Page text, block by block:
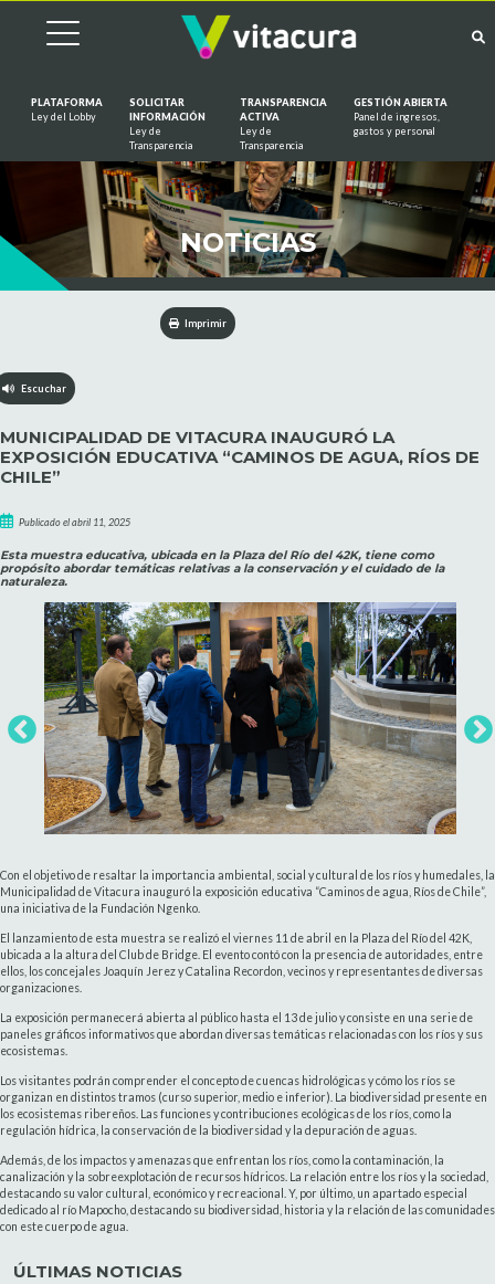
PLATAFORMA
Ley del Lobby
SOLICITAR
INFORMACIÓN
Ley de
Transparencia
TRANSPARENCIA
ACTIVA
Ley de
Transparencia
GESTIÓN ABIERTA
Panel de ingresos,
gastos y personal
NOTICIAS
Imprimir
Escuchar
MUNICIPALIDAD DE VITACURA INAUGURÓ LA
EXPOSICIÓN EDUCATIVA “CAMINOS DE AGUA, RÍOS DE
CHILE”
Publicado el abril 11, 2025
Esta muestra educativa, ubicada en la Plaza del Río del 42K, tiene como
propósito abordar temáticas relativas a la conservación y el cuidado de la
naturaleza.
Con el objetivo de resaltar la importancia ambiental, social y cultural de los ríos y humedales, la
Municipalidad de Vitacura inauguró la exposición educativa “Caminos de agua, Ríos de Chile”,
una iniciativa de la Fundación Ngenko.
El lanzamiento de esta muestra se realizó el viernes 11 de abril en la Plaza del Río del 42K,
ubicada a la altura del Club de Bridge. El evento contó con la presencia de autoridades, entre
ellos, los concejales Joaquín Jerez y Catalina Recordon, vecinos y representantes de diversas
organizaciones.
La exposición permanecerá abierta al público hasta el 13 de julio y consiste en una serie de
paneles gráficos informativos que abordan diversas temáticas relacionadas con los ríos y sus
ecosistemas.
Los visitantes podrán comprender el concepto de cuencas hidrológicas y cómo los ríos se
organizan en distintos tramos (curso superior, medio e inferior). La biodiversidad presente en
los ecosistemas ribereños. Las funciones y contribuciones ecológicas de los ríos, como la
regulación hídrica, la conservación de la biodiversidad y la depuración de aguas.
Además, de los impactos y amenazas que enfrentan los ríos, como la contaminación, la
canalización y la sobreexplotación de recursos hídricos. La relación entre los ríos y la sociedad,
destacando su valor cultural, económico y recreacional. Y, por último, un apartado especial
dedicado al río Mapocho, destacando su biodiversidad, historia y la relación de las comunidades
con este cuerpo de agua.
ÚLTIMAS NOTICIAS